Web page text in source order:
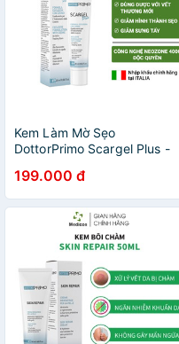
Kem Làm Mờ Sẹo
DottorPrimo Scargel Plus -
Thương Còn Ướt, Ngăn
Chặn Tạo Sẹo Ngay Từ Đầu
199.000 đ